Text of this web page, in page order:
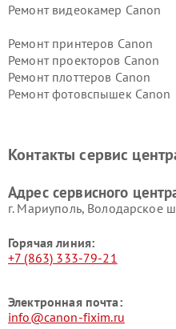
Ремонт видеокамер Canon
Ремонт принтеров Canon
Ремонт проекторов Canon
Ремонт плоттеров Canon
Ремонт фотовспышек Canon
Контакты сервис
Адрес сервисного
г. Мариуполь, Володарское
Горячая линия:
+7 (863) 333-79-21
Электронная почта:
info@canon-fixim.ru